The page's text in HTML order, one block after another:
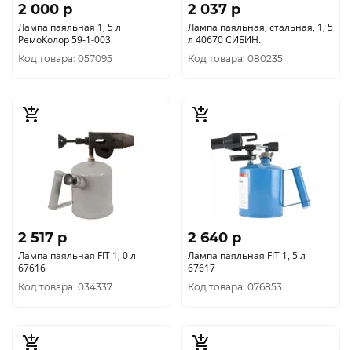
2 000 p
Лампа паяльная 1, 5 л
РемоКолор 59-1-003
Код товара: 057095
2 037 p
Лампа паяльная, стальная, 1, 5
л 40670 СИБИН.
Код товара: 080235
2 517 p
Лампа паяльная FIT 1, 0 л
67616
Код товара: 034337
2 640 p
Лампа паяльная FIT 1, 5 л
67617
Код товара: 076853